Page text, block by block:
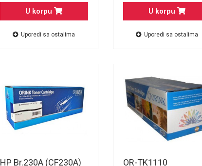
U korpu
Uporedi sa ostalima
U korpu
Uporedi sa ostalima
HP Br.230A (CF230A)
OR-TK1110